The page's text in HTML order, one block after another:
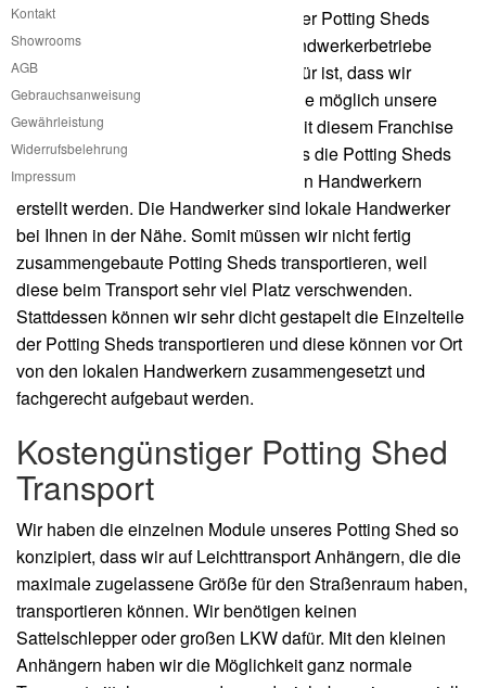
Kontakt
Showrooms
AGB
Gebrauchsanweisung
Gewährleistung
Widerrufsbelehrung
Impressum
Die Produktion und der Aufbau unserer Potting Sheds
kann durch zertifizierte Franchise Handwerkerbetriebe
bewerkstelligt werden. Der Grund dafür ist, dass wir
versuchen wollen so vielen Leuten wie möglich unsere
Potting Sheds anbieten zu können. Mit diesem Franchise
System können wir sicherstellen, dass die Potting Sheds
nach den Vorschriften von zertifizierten Handwerkern
erstellt werden. Die Handwerker sind lokale Handwerker
bei Ihnen in der Nähe. Somit müssen wir nicht fertig
zusammengebaute Potting Sheds transportieren, weil
diese beim Transport sehr viel Platz verschwenden.
Stattdessen können wir sehr dicht gestapelt die Einzelteile
der Potting Sheds transportieren und diese können vor Ort
von den lokalen Handwerkern zusammengesetzt und
fachgerecht aufgebaut werden.
Kostengünstiger Potting Shed
Transport
Wir haben die einzelnen Module unseres Potting Shed so
konzipiert, dass wir auf Leichttransport Anhängern, die die
maximale zugelassene Größe für den Straßenraum haben,
transportieren können. Wir benötigen keinen
Sattelschlepper oder großen LKW dafür. Mit den kleinen
Anhängern haben wir die Möglichkeit ganz normale